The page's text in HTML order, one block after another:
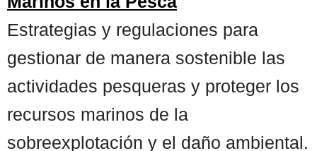
Estrategias y regulaciones para
gestionar de manera sostenible las
actividades pesqueras y proteger los
recursos marinos de la
sobreexplotación y el daño ambiental.